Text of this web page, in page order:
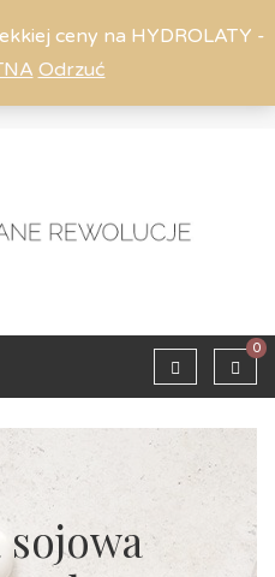
ceny na HYDROLATY -
Odrzuć
0
sojowa